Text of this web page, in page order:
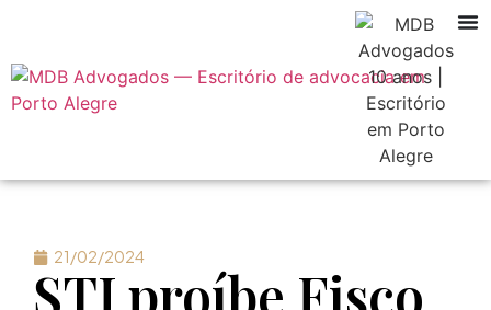
21/02/2024
STJ proíbe Fisco